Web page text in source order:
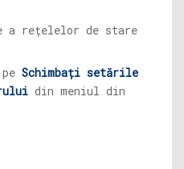
Schimbați setările
din meniul din